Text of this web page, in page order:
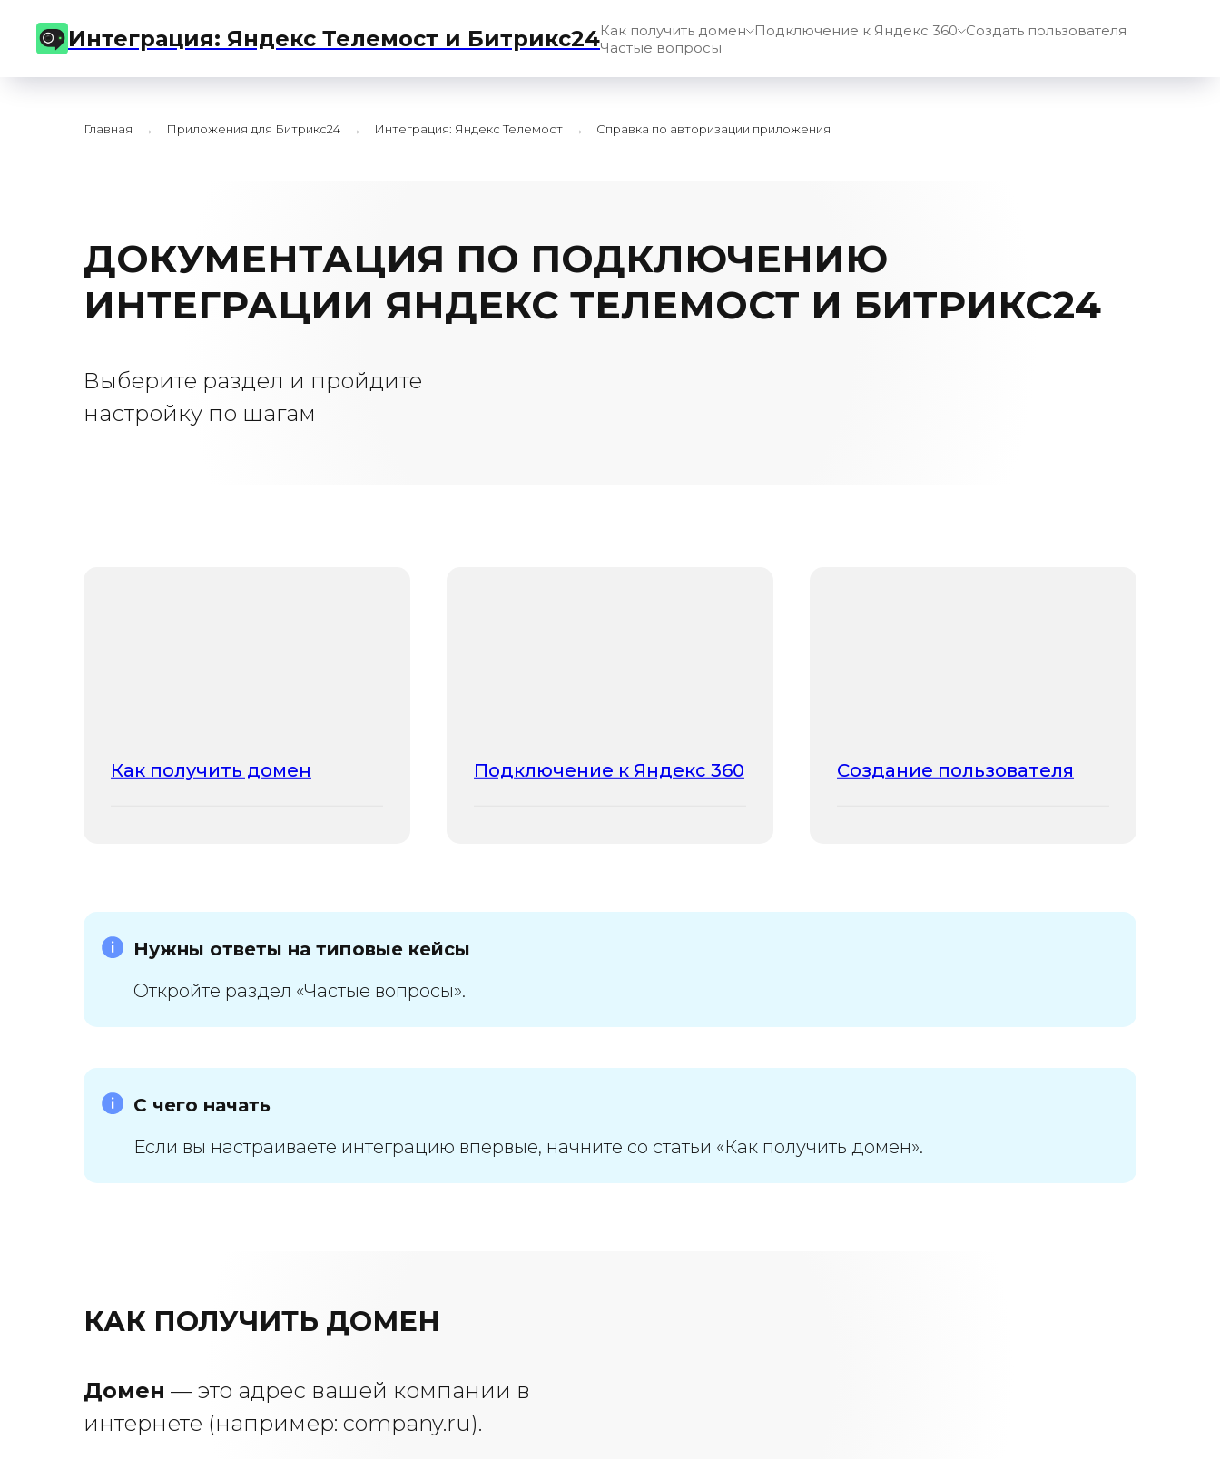
Интеграция: Яндекс Телемост и Битрикс24Как получить домен Подключение к Яндекс 360 Создать пользователя
Частые вопросы
Главная → Приложения для Битрикс24 → Интеграция: Яндекс Телемост → Справка по авторизации приложения
ДОКУМЕНТАЦИЯ ПО ПОДКЛЮЧЕНИЮ
ИНТЕГРАЦИИ ЯНДЕКС ТЕЛЕМОСТ И БИТРИКС24
Выберите раздел и пройдите
настройку по шагам
Как получить домен
Подробнее
Подключение к Яндекс 360 Создание пользователя
Нужны ответы на типовые кейсы
Откройте раздел «Частые вопросы».
С чего начать
Если вы настраиваете интеграцию впервые, начните со статьи «Как получить домен».
КАК ПОЛУЧИТЬ ДОМЕН
Домен — это адрес вашей компании в
интернете (например: company.ru).